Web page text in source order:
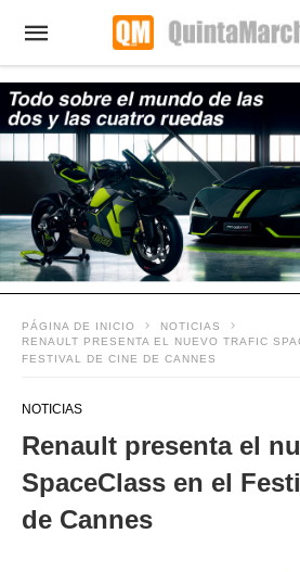
PÁGINA DE INICIO
NOTICIAS
RENAULT PRESENTA EL NUEVO TRAFIC
FESTIVAL DE CINE DE CANNES
NOTICIAS
Renault presenta el
SpaceClass en el
de Cannes